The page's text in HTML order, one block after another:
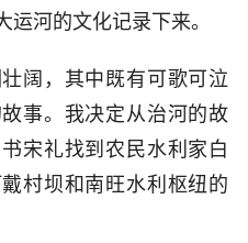
河的文化记录下来。
，其中既有可歌可泣
事。我决定从治河的故
宋礼找到农民水利家白
村坝和南旺水利枢纽的